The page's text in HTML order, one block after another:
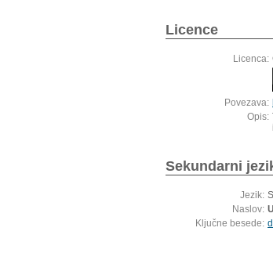
Licence
Licenca:
Povezava:
Opis:
Sekundarni
Jezik:
Naslov:
Ključne besede: